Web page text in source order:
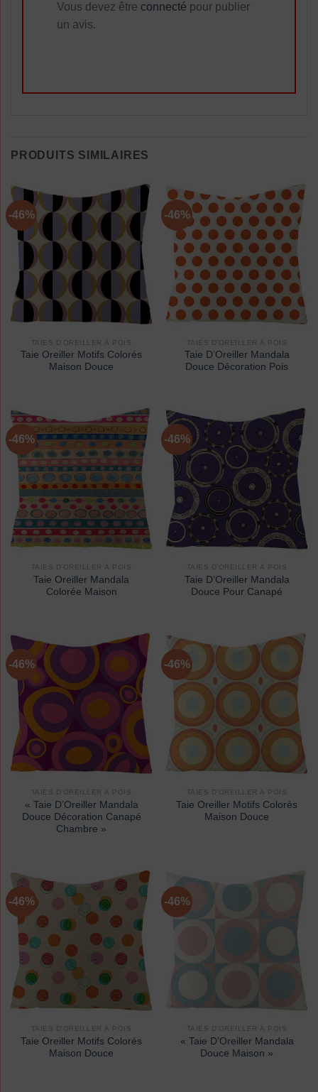
Vous devez être connecté pour publier
un avis.
PRODUITS SIMILAIRES
-46%
TAIES D'OREILLER À POIS
Taie Oreiller Motifs Colorés
Maison Douce
-46%
TAIES D'OREILLER À POIS
Taie D’Oreiller Mandala
Douce Décoration Pois
-46%
TAIES D'OREILLER À POIS
Taie Oreiller Mandala
Colorée Maison
-46%
TAIES D'OREILLER À POIS
Taie D’Oreiller Mandala
Douce Pour Canapé
-46%
TAIES D'OREILLER À POIS
« Taie D’Oreiller Mandala
Douce Décoration Canapé
Chambre »
-46%
TAIES D'OREILLER À POIS
Taie Oreiller Motifs Colorés
Maison Douce
-46%
TAIES D'OREILLER À POIS
Taie Oreiller Motifs Colorés
Maison Douce
-46%
TAIES D'OREILLER À POIS
« Taie D’Oreiller Mandala
Douce Maison »